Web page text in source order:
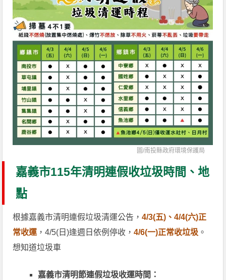
圖/南投縣政府環境保護局
嘉義市115年清明連假收垃圾時間、地
點
根據嘉義市清明連假垃圾清運公告，4/3(五)、4/4(六)正
常收運 ，4/5(日)逢週日依例停收，4/6(一)正常收垃圾 。
想知道垃圾車
嘉義市清明節連假垃圾收運時間：